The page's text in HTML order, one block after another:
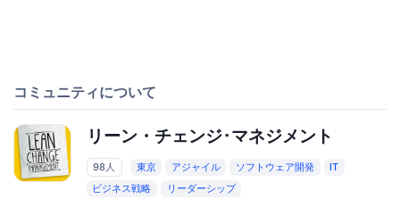
コミュニティについて
リーン・チェンジ･マネジメント
98人 東京 アジャイル ソフトウェア開発
IT
ビジネス戦略
リーダーシップ